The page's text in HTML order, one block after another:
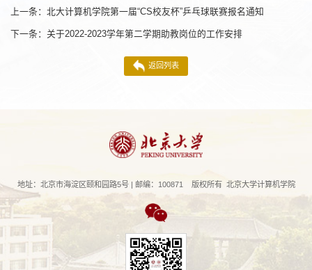
上一条： 北大计算机学院第一届“CS校友杯”乒乓球联赛报名通知
下一条： 关于2022-2023学年第二学期助教岗位的工作安排
返回列表
地址：北京市海淀区颐和园路5号 | 邮编：100871 版权所有 北京大学计算机学院